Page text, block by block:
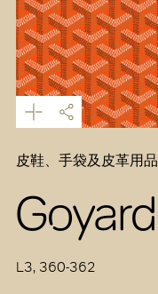
皮鞋、手袋及皮革用品
Goyard
L3, 360-362